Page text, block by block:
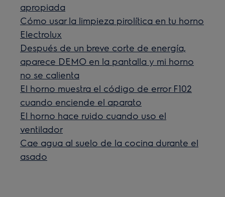
apropiada
Cómo usar la limpieza pirolítica en tu horno
Electrolux
Después de un breve corte de energía,
aparece DEMO en la pantalla y mi horno
no se calienta
El horno muestra el código de error F102
cuando enciende el aparato
El horno hace ruido cuando uso el
ventilador
Cae agua al suelo de la cocina durante el
asado